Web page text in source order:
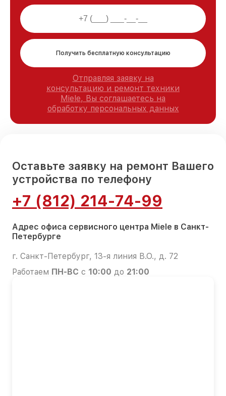
Получить бесплатную консультацию
Отправляя заявку на
консультацию и ремонт техники
Miele, Вы соглашаетесь на
обработку персональных данных
Оставьте заявку на ремонт Вашего
устройства по телефону
+7 (812) 214-74-99
Адрес офиса сервисного центра Miele в Санкт-
Петербурге
г. Санкт-Петербург, 13-я линия В.О., д. 72
Работаем ПН-ВС с 10:00 до 21:00